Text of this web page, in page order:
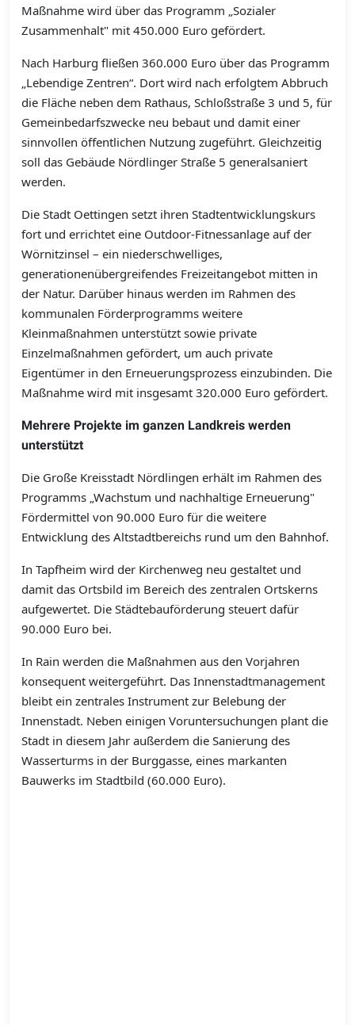
Maßnahme wird über das Programm „Sozialer
Zusammenhalt" mit 450.000 Euro gefördert.
Nach Harburg fließen 360.000 Euro über das Programm
„Lebendige Zentren“. Dort wird nach erfolgtem Abbruch
die Fläche neben dem Rathaus, Schloßstraße 3 und 5, für
Gemeinbedarfszwecke neu bebaut und damit einer
sinnvollen öffentlichen Nutzung zugeführt. Gleichzeitig
soll das Gebäude Nördlinger Straße 5 generalsaniert
werden.
Die Stadt Oettingen setzt ihren Stadtentwicklungskurs
fort und errichtet eine Outdoor-Fitnessanlage auf der
Wörnitzinsel – ein niederschwelliges,
generationenübergreifendes Freizeitangebot mitten in
der Natur. Darüber hinaus werden im Rahmen des
kommunalen Förderprogramms weitere
Kleinmaßnahmen unterstützt sowie private
Einzelmaßnahmen gefördert, um auch private
Eigentümer in den Erneuerungsprozess einzubinden. Die
Maßnahme wird mit insgesamt 320.000 Euro gefördert.
Mehrere Projekte im ganzen Landkreis werden
unterstützt
Die Große Kreisstadt Nördlingen erhält im Rahmen des
Programms „Wachstum und nachhaltige Erneuerung"
Fördermittel von 90.000 Euro für die weitere
Entwicklung des Altstadtbereichs rund um den Bahnhof.
In Tapfheim wird der Kirchenweg neu gestaltet und
damit das Ortsbild im Bereich des zentralen Ortskerns
aufgewertet. Die Städtebauförderung steuert dafür
90.000 Euro bei.
In Rain werden die Maßnahmen aus den Vorjahren
konsequent weitergeführt. Das Innenstadtmanagement
bleibt ein zentrales Instrument zur Belebung der
Innenstadt. Neben einigen Voruntersuchungen plant die
Stadt in diesem Jahr außerdem die Sanierung des
Wasserturms in der Burggasse, eines markanten
Bauwerks im Stadtbild (60.000 Euro).